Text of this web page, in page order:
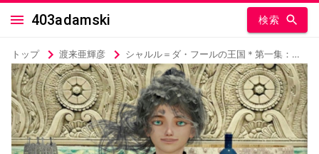
403adamski 検索
トップ 渡来亜輝彦 シャルル＝ダ・フールの王国＊第一集：城下町編＊青い夕方